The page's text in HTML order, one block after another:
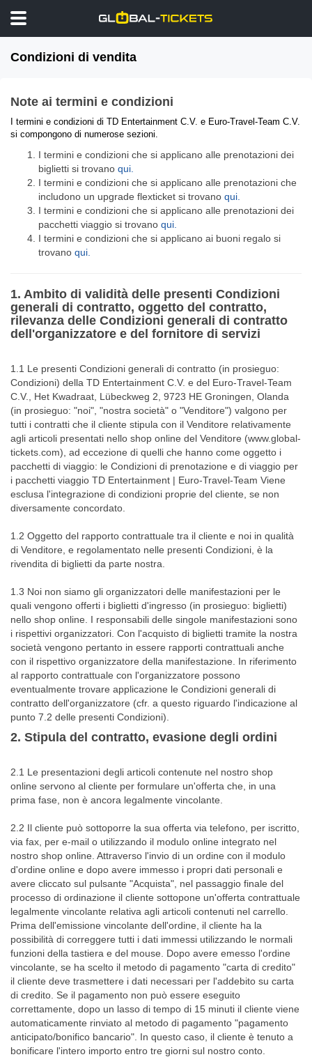
Condizioni di vendita
Note ai termini e condizioni
I termini e condizioni di TD Entertainment C.V. e Euro-Travel-Team C.V.
si compongono di numerose sezioni.
I termini e condizioni che si applicano alle prenotazioni dei
biglietti si trovano qui.
I termini e condizioni che si applicano alle prenotazioni che
includono un upgrade flexticket si trovano qui.
I termini e condizioni che si applicano alle prenotazioni dei
pacchetti viaggio si trovano qui.
I termini e condizioni che si applicano ai buoni regalo si
trovano qui.
1. Ambito di validità delle presenti Condizioni
generali di contratto, oggetto del contratto,
rilevanza delle Condizioni generali di contratto
dell'organizzatore e del fornitore di servizi
1.1 Le presenti Condizioni generali di contratto (in prosieguo:
Condizioni) della TD Entertainment C.V. e del Euro-Travel-Team
C.V., Het Kwadraat, Lübeckweg 2, 9723 HE Groningen, Olanda
(in prosieguo: "noi", "nostra società" o "Venditore") valgono per
tutti i contratti che il cliente stipula con il Venditore relativamente
agli articoli presentati nello shop online del Venditore (www.global-
tickets.com), ad eccezione di quelli che hanno come oggetto i
pacchetti di viaggio: le Condizioni di prenotazione e di viaggio per
i pacchetti viaggio TD Entertainment | Euro-Travel-Team Viene
esclusa l'integrazione di condizioni proprie del cliente, se non
diversamente concordato.
1.2 Oggetto del rapporto contrattuale tra il cliente e noi in qualità
di Venditore, e regolamentato nelle presenti Condizioni, è la
rivendita di biglietti da parte nostra.
1.3 Noi non siamo gli organizzatori delle manifestazioni per le
quali vengono offerti i biglietti d'ingresso (in prosieguo: biglietti)
nello shop online. I responsabili delle singole manifestazioni sono
i rispettivi organizzatori. Con l'acquisto di biglietti tramite la nostra
società vengono pertanto in essere rapporti contrattuali anche
con il rispettivo organizzatore della manifestazione. In riferimento
al rapporto contrattuale con l'organizzatore possono
eventualmente trovare applicazione le Condizioni generali di
contratto dell'organizzatore (cfr. a questo riguardo l'indicazione al
punto 7.2 delle presenti Condizioni).
2. Stipula del contratto, evasione degli ordini
2.1 Le presentazioni degli articoli contenute nel nostro shop
online servono al cliente per formulare un'offerta che, in una
prima fase, non è ancora legalmente vincolante.
2.2 Il cliente può sottoporre la sua offerta via telefono, per iscritto,
via fax, per e-mail o utilizzando il modulo online integrato nel
nostro shop online. Attraverso l'invio di un ordine con il modulo
d'ordine online e dopo avere immesso i propri dati personali e
avere cliccato sul pulsante "Acquista", nel passaggio finale del
processo di ordinazione il cliente sottopone un'offerta contrattuale
legalmente vincolante relativa agli articoli contenuti nel carrello.
Prima dell'emissione vincolante dell'ordine, il cliente ha la
possibilità di correggere tutti i dati immessi utilizzando le normali
funzioni della tastiera e del mouse. Dopo avere emesso l'ordine
vincolante, se ha scelto il metodo di pagamento "carta di credito"
il cliente deve trasmettere i dati necessari per l'addebito su carta
di credito. Se il pagamento non può essere eseguito
correttamente, dopo un lasso di tempo di 15 minuti il cliente viene
automaticamente rinviato al metodo di pagamento "pagamento
anticipato/bonifico bancario". In questo caso, il cliente è tenuto a
bonificare l'intero importo entro tre giorni sul nostro conto.